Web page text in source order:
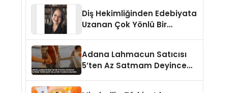
Diş Hekimliğinden Edebiyata
Uzanan Çok Yönlü Bir
Adana Lahmacun Satıcısı
5’ten Az Satmam Deyince